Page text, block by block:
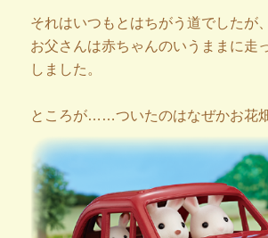
それはいつもとはちがう道でしたが、
お父さんは赤ちゃんのいうままに走
しました。
ところが……ついたのはなぜかお花畑